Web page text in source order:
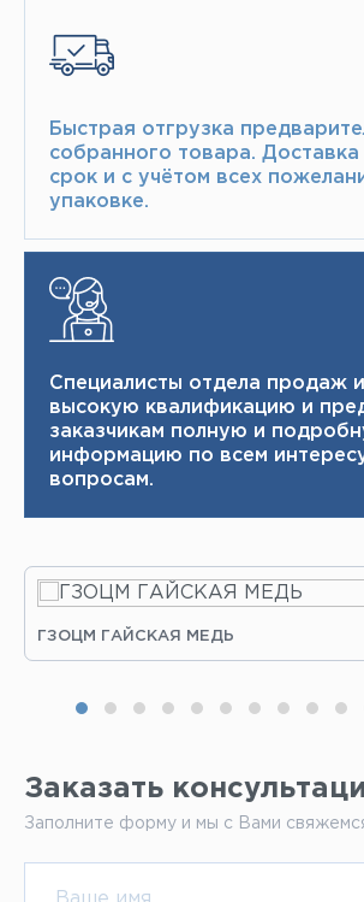
Быстрая отгрузка
собранного товара.​ Доставка
срок и с учётом всех
упаковке.​
Специалисты отдела продаж
высокую квалификацию и
заказчикам полную и
информацию по всем
вопросам.
ГЗОЦМ ГАЙСКАЯ МЕДЬ
Заказать
Заполните форму и мы с Вами